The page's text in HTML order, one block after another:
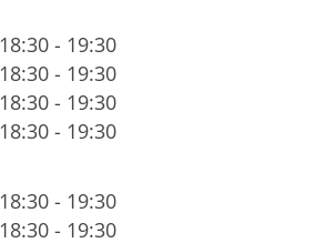
18:30 - 19:30
18:30 - 19:30
18:30 - 19:30
18:30 - 19:30
18:30 - 19:30
18:30 - 19:30